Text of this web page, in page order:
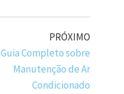
PRÓXIMO
Guia Completo sobre
Manutenção de Ar
Condicionado